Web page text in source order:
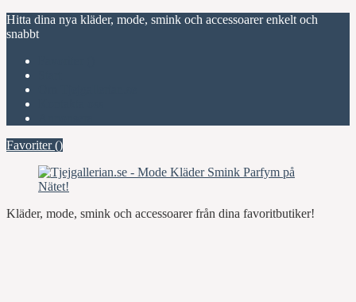
Hitta dina nya kläder, mode, smink och accessoarer enkelt och
snabbt
Favoriter ()
Kläder, mode, smink och accessoarer från dina favoritbutiker!